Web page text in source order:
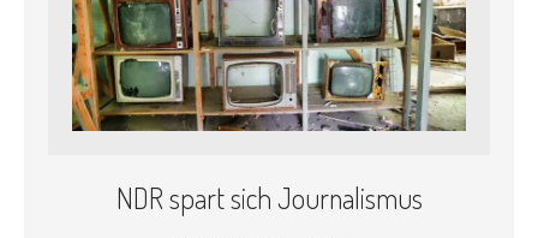
NDR spart sich Journalismus